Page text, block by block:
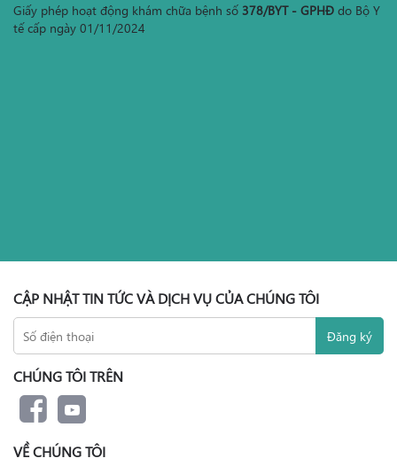
Giấy phép hoạt động khám chữa bệnh số 378/BYT - GPHĐ do Bộ Y
tế cấp ngày 01/11/2024
CẬP NHẬT TIN TỨC VÀ DỊCH VỤ CỦA CHÚNG TÔI
CHÚNG TÔI TRÊN
VỀ CHÚNG TÔI